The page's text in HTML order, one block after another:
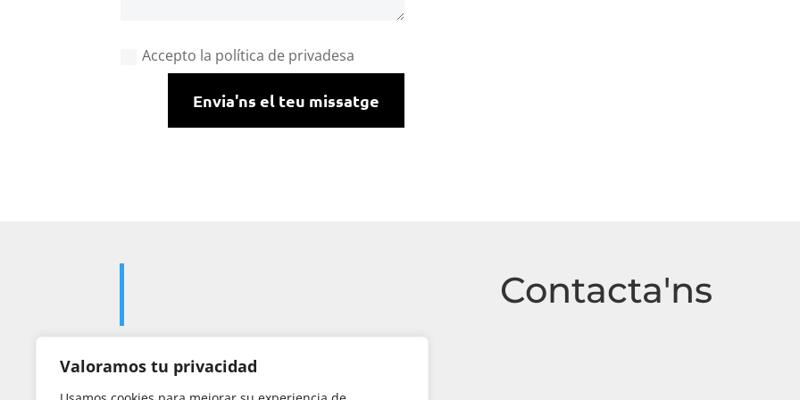
Valoramos tu privacidad
Accepto la política de privadesa
Envia'ns el teu missatge
Contacta'ns